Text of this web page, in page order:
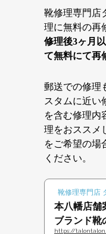
靴修理専門店
理に無料の再
修理後3ヶ月
て無料にて再
郵送での修理
スタムに近い
を含む修理内
理をおススメ
をご希望の場
ください。
靴修理専門店
本八幡店舗
ブランド靴